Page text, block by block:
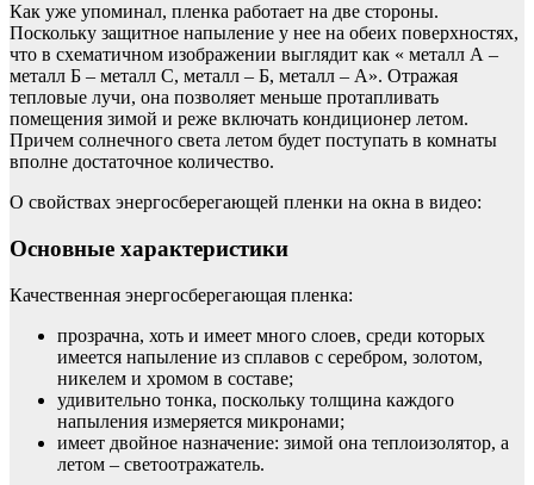
Как уже упоминал, пленка работает на две стороны.
Поскольку защитное напыление у нее на обеих поверхностях,
что в схематичном изображении выглядит как « металл А –
металл Б – металл С, металл – Б, металл – А». Отражая
тепловые лучи, она позволяет меньше протапливать
помещения зимой и реже включать кондиционер летом.
Причем солнечного света летом будет поступать в комнаты
вполне достаточное количество.
О свойствах энергосберегающей пленки на окна в видео:
Основные характеристики
Качественная энергосберегающая пленка:
прозрачна, хоть и имеет много слоев, среди которых
имеется напыление из сплавов с серебром, золотом,
никелем и хромом в составе;
удивительно тонка, поскольку толщина каждого
напыления измеряется микронами;
имеет двойное назначение: зимой она теплоизолятор, а
летом – светоотражатель.